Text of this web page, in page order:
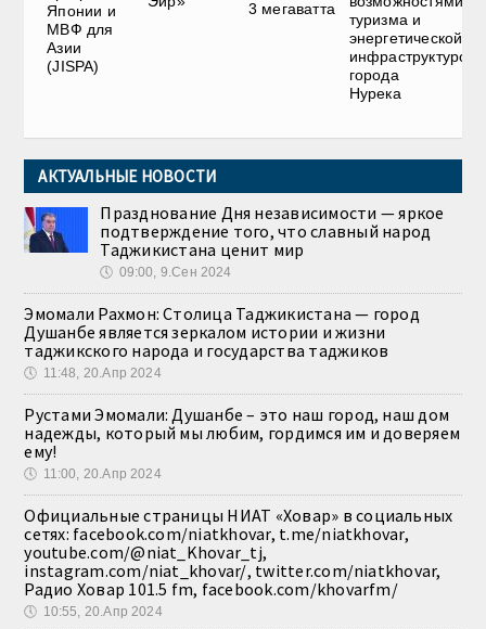
Японии и
МВФ для
Азии
(JISPA)
3 мегаватта
туризма и
энергетической
инфраструктурой
города
Нурека
АКТУАЛЬНЫЕ НОВОСТИ
Празднование Дня независимости — яркое
подтверждение того, что славный народ
Таджикистана ценит мир
🕔 09:00, 9.Сен 2024
Эмомали Рахмон: Столица Таджикистана — город
Душанбе является зеркалом истории и жизни
таджикского народа и государства таджиков
🕔 11:48, 20.Апр 2024
Рустами Эмомали: Душанбе – это наш город, наш дом
надежды, который мы любим, гордимся им и доверяем
ему!
🕔 11:00, 20.Апр 2024
Официальные страницы НИАТ «Ховар» в социальных
сетях: facebook.com/niatkhovar, t.me/niatkhovar,
youtube.com/@niat_Khovar_tj,
instagram.com/niat_khovar/, twitter.com/niatkhovar,
Радио Ховар 101.5 fm, facebook.com/khovarfm/
🕔 10:55, 20.Апр 2024